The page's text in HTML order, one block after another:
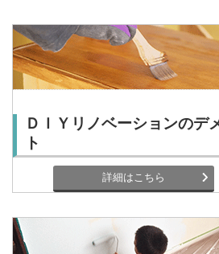
ＤＩＹリノベーションのデ
ト
詳細はこちら